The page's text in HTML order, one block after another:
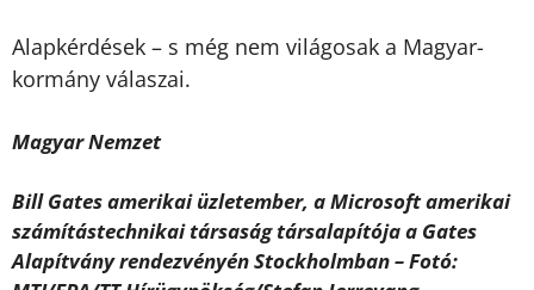
Alapkérdések – s még nem világosak a Magyar-
kormány válaszai.
Magyar Nemzet
Bill Gates amerikai üzletember, a Microsoft amerikai
számítástechnikai társaság társalapítója a Gates
Alapítvány rendezvényén Stockholmban – Fotó: